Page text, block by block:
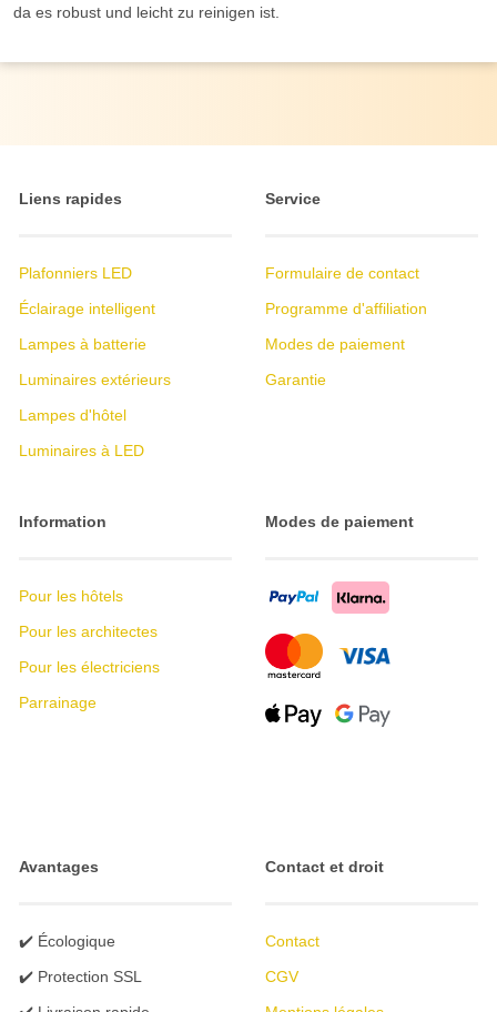
da es robust und leicht zu reinigen ist.
Liens rapides
Plafonniers LED
Éclairage intelligent
Lampes à batterie
Luminaires extérieurs
Lampes d'hôtel
Luminaires à LED
Service
Formulaire de contact
Programme d'affiliation
Modes de paiement
Garantie
Information
Pour les hôtels
Pour les architectes
Pour les électriciens
Parrainage
Modes de paiement
Avantages
✔️ Écologique
✔️ Protection SSL
Contact et droit
Contact
CGV